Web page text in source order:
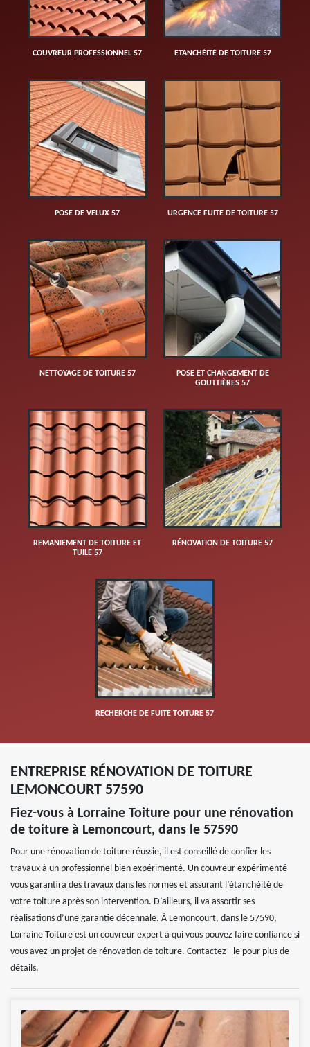
COUVREUR PROFESSIONNEL 57 ETANCHÉITÉ DE TOITURE 57
POSE DE VELUX 57 URGENCE FUITE DE TOITURE 57
NETTOYAGE DE TOITURE 57
POSE ET CHANGEMENT DE
GOUTTIÈRES 57
REMANIEMENT DE TOITURE ET
TUILE 57
RÉNOVATION DE TOITURE 57
RECHERCHE DE FUITE TOITURE 57
ENTREPRISE RÉNOVATION DE TOITURE
LEMONCOURT 57590
Fiez-vous à Lorraine Toiture pour une rénovation
de toiture à Lemoncourt, dans le 57590
Pour une rénovation de toiture réussie, il est conseillé de confier les
travaux à un professionnel bien expérimenté. Un couvreur expérimenté
vous garantira des travaux dans les normes et assurant l’étanchéité de
votre toiture après son intervention. D’ailleurs, il va assortir ses
réalisations d’une garantie décennale. À Lemoncourt, dans le 57590,
Lorraine Toiture est un couvreur expert à qui vous pouvez faire confiance si
vous avez un projet de rénovation de toiture. Contactez - le pour plus de
détails.